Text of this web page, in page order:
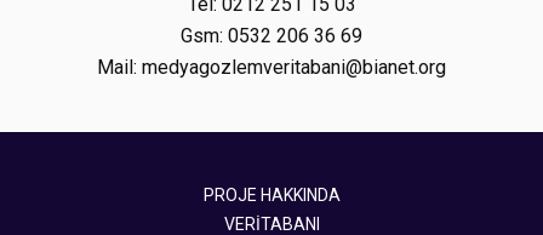
Gsm: 0532 206 36 69
Mail: medyagozlemveritabani@bianet.org
PROJE HAKKINDA
VERİTABANI